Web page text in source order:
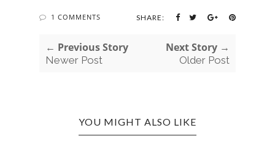
1 COMMENTS SHARE:
← Previous Story
Newer Post
Next Story →
Older Post
YOU MIGHT ALSO LIKE